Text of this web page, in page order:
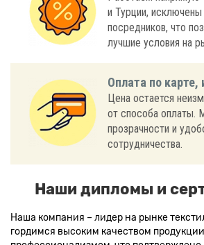
и Турции, исключены
посредников, что
лучшие условия на
Оплата по карте,
Цена остается
от способа оплаты.
прозрачности и
сотрудничества.
Наши дипломы и
Наша компания – лидер на рынке
гордимся высоким качеством